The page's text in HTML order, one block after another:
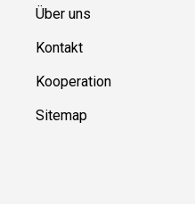
Über uns
Kontakt
Kooperation
Sitemap